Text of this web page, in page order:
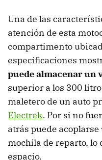
Una de las
atención de esta
compartimento
especificaciones
puede almacenar un
superior a los 300
maletero de un auto
Electrek. Por si no
atrás puede
mochila de reparto, lo
espacio.